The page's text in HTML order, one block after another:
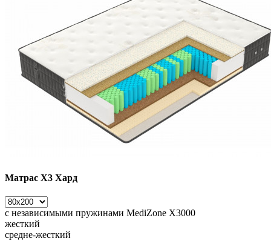
Матрас Х3 Хард
с независимыми пружинами MediZone X3000
жесткий
средне-жесткий